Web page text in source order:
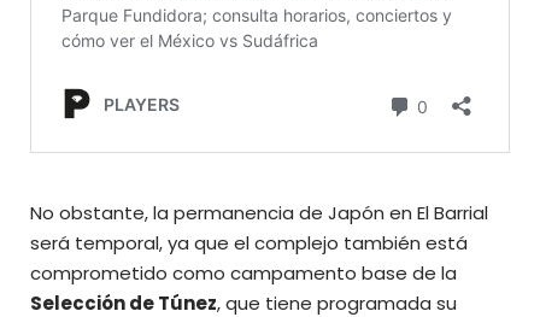
No obstante, la permanencia de Japón en El Barrial
será temporal, ya que el complejo también está
comprometido como campamento base de la
Selección de Túnez, que tiene programada su